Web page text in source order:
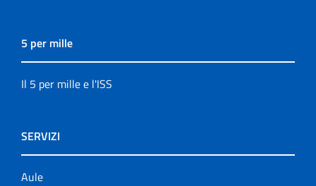
5 per mille
Il 5 per mille e l'ISS
SERVIZI
Aule